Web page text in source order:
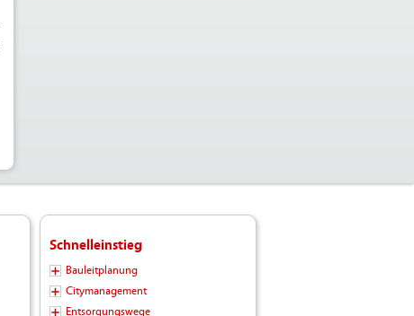
Schnelleinstieg
Bauleitplanung
Citymanagement
Entsorgungswege